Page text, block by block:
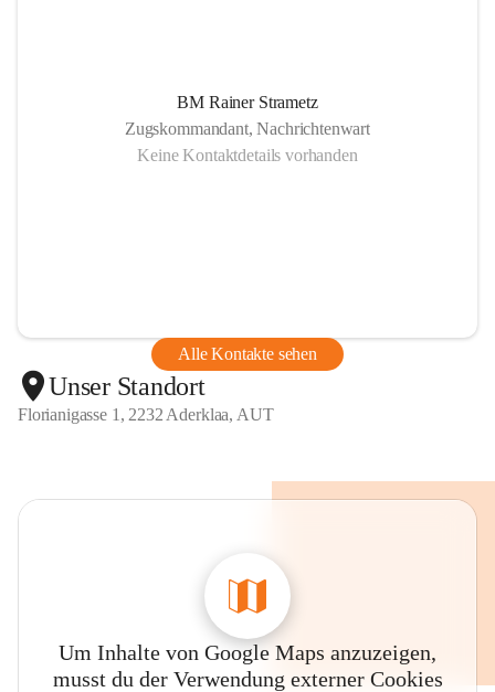
BM Rainer Strametz
Zugskommandant, Nachrichtenwart
Keine Kontaktdetails vorhanden
Alle Kontakte sehen
Unser Standort
Florianigasse 1, 2232 Aderklaa, AUT
Um Inhalte von Google Maps anzuzeigen,
musst du der Verwendung externer Cookies